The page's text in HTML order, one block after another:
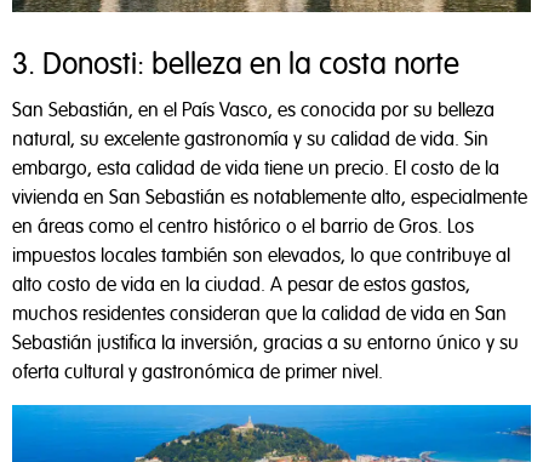
3. Donosti: belleza en la costa norte
San Sebastián, en el País Vasco, es conocida por su belleza
natural, su excelente gastronomía y su calidad de vida. Sin
embargo, esta calidad de vida tiene un precio. El costo de la
vivienda en San Sebastián es notablemente alto, especialmente
en áreas como el centro histórico o el barrio de Gros. Los
impuestos locales también son elevados, lo que contribuye al
alto costo de vida en la ciudad. A pesar de estos gastos,
muchos residentes consideran que la calidad de vida en San
Sebastián justifica la inversión, gracias a su entorno único y su
oferta cultural y gastronómica de primer nivel.